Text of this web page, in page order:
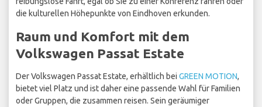
die kulturellen Höhepunkte von Eindhoven erkunden.
Raum und Komfort mit dem
Volkswagen Passat Estate
Der Volkswagen Passat Estate, erhältlich bei GREEN MOTION,
bietet viel Platz und ist daher eine passende Wahl für Familien
oder Gruppen, die zusammen reisen. Sein geräumiger